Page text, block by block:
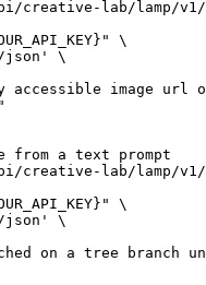
creative-lab/lamp/
\
json'
\
accessible image url
from a text prompt
creative-lab/lamp/
\
json'
\
on a tree branch